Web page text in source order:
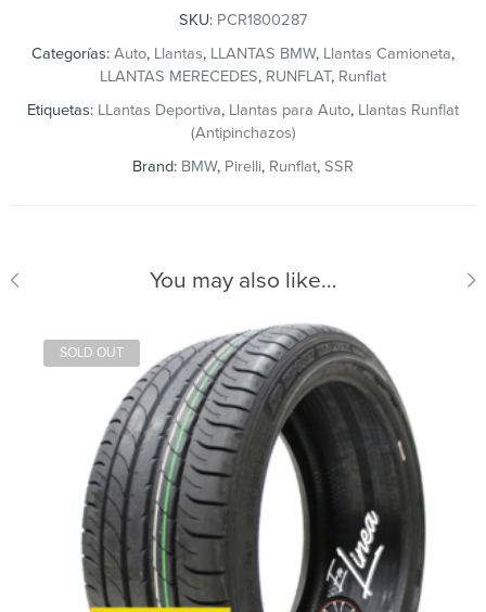
SKU: PCR1800287
Categorías: Auto, Llantas, LLANTAS BMW, Llantas Camioneta,
LLANTAS MERECEDES, RUNFLAT, Runflat
Etiquetas: LLantas Deportiva, Llantas para Auto, Llantas Runflat
(Antipinchazos)
Brand: BMW, Pirelli, Runflat, SSR
You may also like…
SOLD OUT